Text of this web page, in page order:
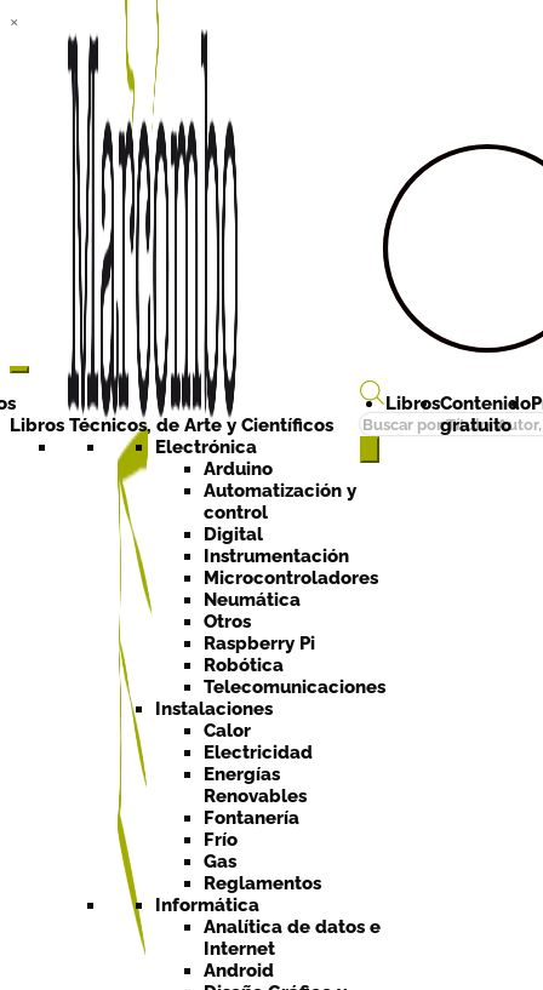
×
Búsqueda
de
Libros Técnicos, de Arte y Científicos
Electrónica
Arduino
Automatización y
control
Digital
Instrumentación
Microcontroladores
Neumática
Otros
Raspberry Pi
Robótica
Telecomunicaciones
Instalaciones
Calor
Electricidad
Energías
Renovables
Fontanería
Frío
Gas
Reglamentos
Informática
Analítica de datos e
Internet
Android
LibrosContenido
gratuito